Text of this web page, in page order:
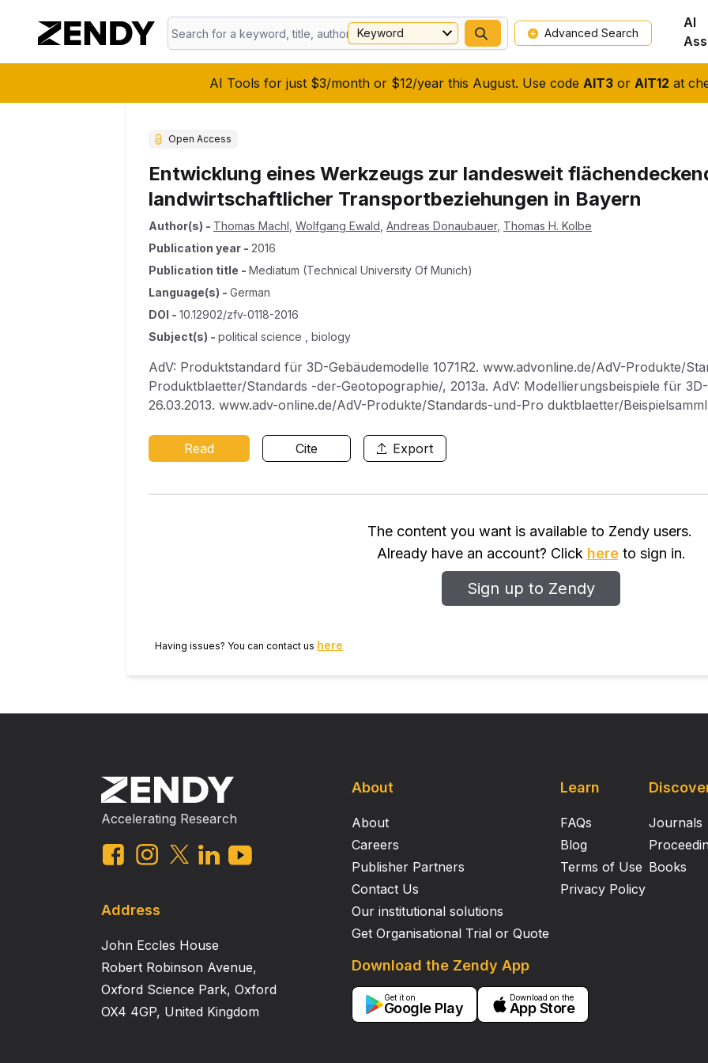
AI Tools for just $3/month or $12/year this August. Use code AIT3or AIT12 at
Keyword Advanced Search
AI
Open Access
Entwicklung eines Werkzeugs zur landesweit
landwirtschaftlicher Transportbeziehungen in Bayern
Author(s) - Thomas Machl Wolfgang Ewald Andreas Donaubauer, Thomas H. Kolbe
Publication year - 2016
Publication title - Mediatum (technical University Of Munich)
Language(s) - German
DOI - 10.12902/zfv-0118-2016
Subject(s) - political science , biology
AdV: Produktstandard für 3D-Gebäudemodelle 1071R2. www.advonline.de/AdV-Produkte/
Produktblaetter/Standards -der-Geotopographie/, 2013a. AdV: Modellierungsbeispiele für
26.03.2013. www.adv-online.de/AdV-Produkte/Standards-und-Pro duktblaetter/
Aringer, K., Dorsch, J., Roschlaub, R.: Erfassung und Fortführung von 3D-
Daten, ImageMatching und Katasterinformationen. zfv – Zeitschrift für Geodäsie,
amtlichen deutschen Vermessungsund Geoinformationswesen. Flächenmanagement und
288–295, 2015. Oestereich, M.: Das 3D-Gebäudemodell im Level of Detail 2 des Landes
Vermessungswesen Nordrhein Westfalen (NÖV), Ausgabe 1/2014, S. 7–13, 2014.
Read Cite Export
The content you want is available to Zendy users.
Already have an account? Click hereto sign in.
Sign up to Zendy
Having issues? You can contact us here
Accelerating Research
Address
John Eccles House
Robert Robinson Avenue,
Oxford Science Park, Oxford
OX4 4GP, United Kingdom
About
About
Careers
Publisher Partners
Contact Us
Our institutional solutions
Get Organisational Trial or Quote
Learn
FAQs
Blog
Terms of Use
Privacy Policy
Download the Zendy App
Get it on
Google Play
Download on the
App Store
Journals
Books